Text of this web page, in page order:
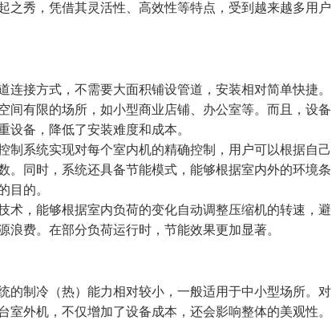
之秀，凭借其灵活性、高效性等特点，受到越来越多用户
连接方式，不需要大面积铺设管道，安装相对简单快捷。
间有限的场所，如小型商业店铺、办公室等。而且，设备
设备，降低了安装难度和成本。
制系统实现对每个室内机的精确控制，用户可以根据自己
。同时，系统还具备节能模式，能够根据室内外的环境条
目的。
术，能够根据室内负荷的变化自动调整压缩机的转速，避
浪费。在部分负荷运行时，节能效果更加显著。
的制冷（热）能力相对较小，一般适用于中小型场所。对
室外机，不仅增加了设备成本，还会影响整体的美观性。